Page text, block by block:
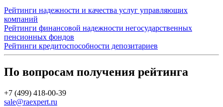
Рейтинги надежности и качества услуг управляющих
компаний
Рейтинги финансовой надежности негосударственных
пенсионных фондов
Рейтинги кредитоспособности депозитариев
По вопросам получения рейтинга
+7 (499) 418-00-39
sale@raexpert.ru